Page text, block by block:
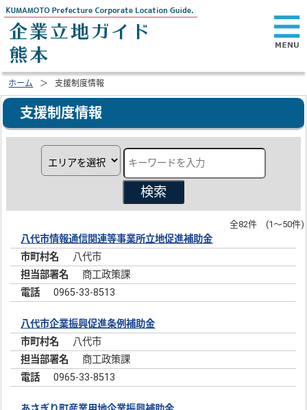
ホーム 支援制度情報
支援制度情報
検索
全82件 (1～50件)
八代市情報通信関連等事業所立地促進補助金
八代市
商工政策課
0965-33-8513
八代市企業振興促進条例補助金
八代市
商工政策課
0965-33-8513